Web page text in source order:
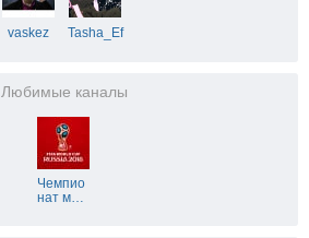
vaskez Tasha_Ef
Любимые каналы
Чемпио
нат м…